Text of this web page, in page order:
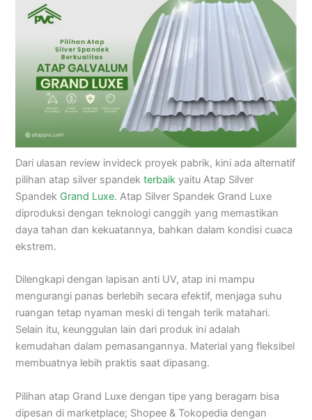
Dari ulasan review invideck proyek pabrik, kini ada alternatif
pilihan atap silver spandekterbaik yaitu Atap Silver
Spandek Grand Luxe. Atap Silver Spandek Grand Luxe
diproduksi dengan teknologi canggih yang memastikan
daya tahan dan kekuatannya, bahkan dalam kondisi cuaca
ekstrem.
Dilengkapi dengan lapisan anti UV, atap ini mampu
mengurangi panas berlebih secara efektif, menjaga suhu
ruangan tetap nyaman meski di tengah terik matahari.
Selain itu, keunggulan lain dari produk ini adalah
kemudahan dalam pemasangannya. Material yang fleksibel
membuatnya lebih praktis saat dipasang.
Pilihan atap Grand Luxe dengan tipe yang beragam bisa
dipesan di marketplace; Shopee & Tokopedia dengan